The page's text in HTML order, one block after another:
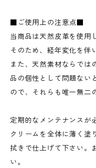
■ご使用上の注意点■
当商品は天然皮革を使用
そのため、経年変化を伴
また、天然素材ならでは
品の個性として問題ない
ので、それらも唯一無二
定期的なメンテナンスが
クリームを全体に薄く塗
拭きで仕上げて下さい。
い。